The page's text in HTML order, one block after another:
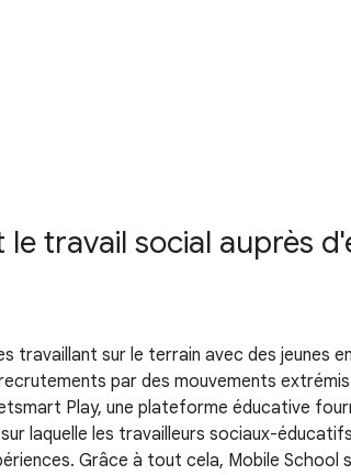
travail social auprès
travaillant sur le terrain avec des jeunes
par des mouvements
Play, une plateforme éducative
laquelle les travailleurs sociaux-
Grâce à tout cela, Mobile School